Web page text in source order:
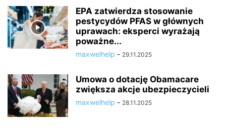
EPA zatwierdza stosowanie
pestycydów PFAS w głównych
uprawach: eksperci wyrażają
poważne...
maxwelhelp - 29.11.2025
Umowa o dotację Obamacare
zwiększa akcje ubezpieczycieli
maxwelhelp - 28.11.2025